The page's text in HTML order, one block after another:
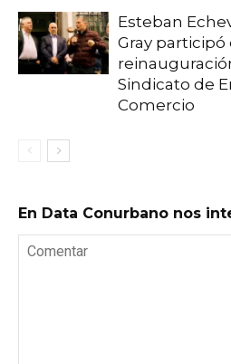
Esteban
Gray participó
Sindicato de
Comercio
En Data Conurbano nos